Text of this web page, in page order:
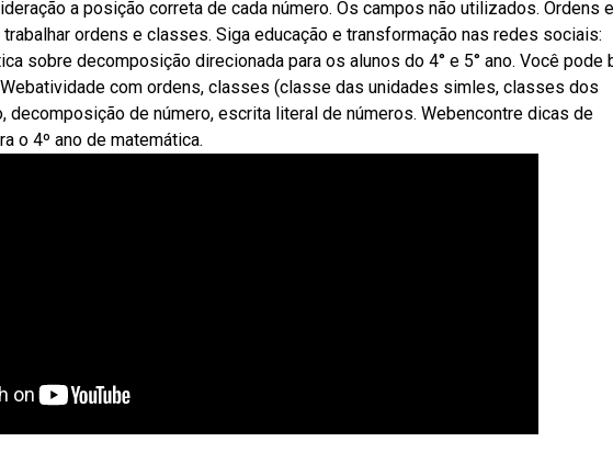
a posição correta de cada número. Os campos não utilizados. Ordens e
ordens e classes. Siga educação e transformação nas redes sociais:
sobre decomposição direcionada para os alunos do 4° e 5° ano. Você pode
com ordens, classes (classe das unidades simles, classes dos
decomposição de número, escrita literal de números. Webencontre dicas de
o 4º ano de matemática.